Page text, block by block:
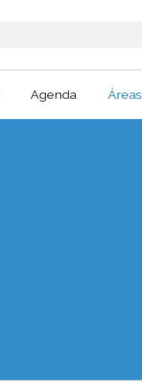
Agenda Áreas